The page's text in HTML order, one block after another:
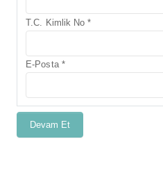
T.C. Kimlik No *
E-Posta *
Devam Et